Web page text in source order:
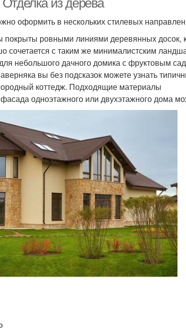
из дерева
оформить в нескольких стилевых
ровными линиями деревянных досок,
сочетается с таким же минималистским
небольшого дачного домика с фруктовым
вы без подсказок можете узнать
коттедж. Подходящие материалы
одноэтажного или двухэтажного дома